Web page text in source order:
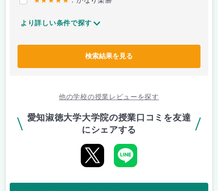
より詳しい条件で探す
検索結果を見る
他の学校の授業レビューを探す
愛知淑徳大学大学院の授業口コミを友達
にシェアする